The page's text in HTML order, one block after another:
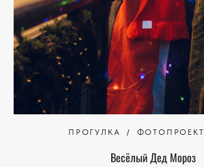
ПРОГУЛКА ФОТОПРОЕКТ
Весёлый Дед Мороз